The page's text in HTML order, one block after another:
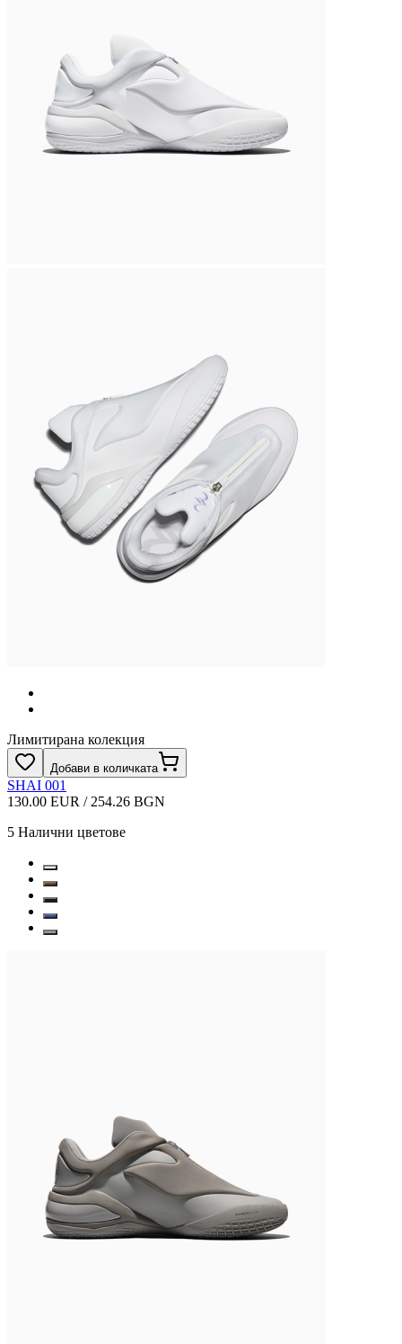
Лимитирана колекция
Добави в количката
SHAI 001
130.00 EUR / 254.26 BGN
5 Налични цветове